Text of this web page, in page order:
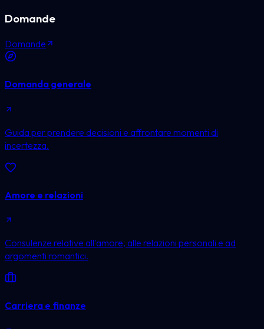
Domande
Domande
Domanda generale
Guida per prendere decisioni e affrontare momenti di
incertezza.
Amore e relazioni
Consulenze relative all'amore, alle relazioni personali e ad
argomenti romantici.
Carriera e finanze